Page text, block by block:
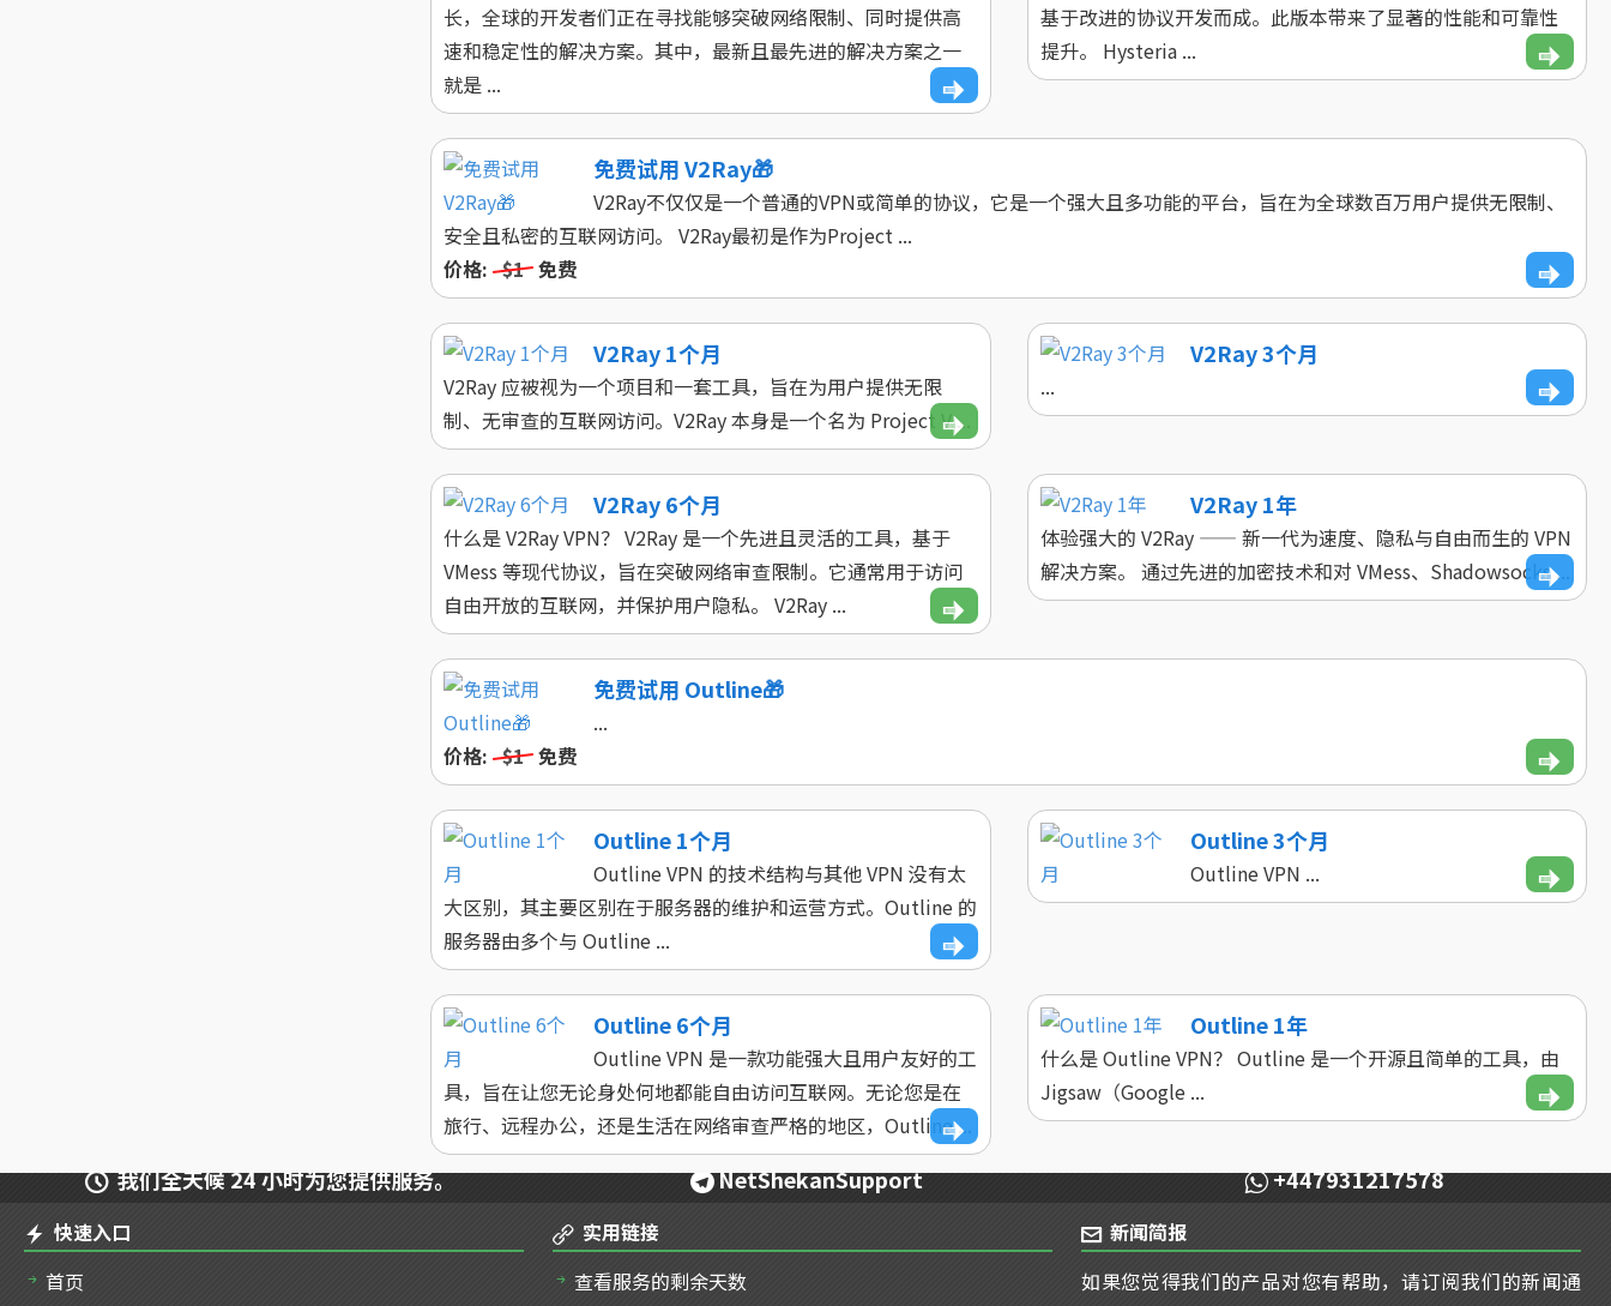
长，全球的开发者们正在寻找能够突破网络限制、同时提供高
速和稳定性的解决方案。其中，最新且最先进的解决方案之一
就是 ...
基于改进的协议开发而成。此版本带来了显著的性能和可靠性
提升。 Hysteria ...
免费试用 V2Ray🎁
V2Ray不仅仅是一个普通的VPN或简单的协议，它是一个强大且多功能的平台，旨在为全球数百万用户提供无限制、
安全且私密的互联网访问。 V2Ray最初是作为Project ...
价格: $1 免费
V2Ray 1个月
V2Ray 应被视为一个项目和一套工具，旨在为用户提供无限
制、无审查的互联网访问。V2Ray 本身是一个名为 Project V ...
V2Ray 3个月
...
V2Ray 6个月
什么是 V2Ray VPN？ V2Ray 是一个先进且灵活的工具，基于
VMess 等现代协议，旨在突破网络审查限制。它通常用于访问
自由开放的互联网，并保护用户隐私。 V2Ray ...
V2Ray 1年
体验强大的 V2Ray —— 新一代为速度、隐私与自由而生的 VPN
解决方案。 通过先进的加密技术和对 VMess、Shadowsocks ...
免费试用 Outline🎁
...
价格: $1 免费
Outline 1个月
Outline VPN 的技术结构与其他 VPN 没有太
大区别，其主要区别在于服务器的维护和运营方式。Outline 的
服务器由多个与 Outline ...
Outline 3个月
Outline VPN ...
Outline 6个月
Outline VPN 是一款功能强大且用户友好的工
具，旨在让您无论身处何地都能自由访问互联网。无论您是在
旅行、远程办公，还是生活在网络审查严格的地区，Outline ...
Outline 1年
什么是 Outline VPN？ Outline 是一个开源且简单的工具，由
Jigsaw（Google ...
我们全天候 24 小时为您提供服务。 NetShekanSupport +447931217578
快速入口
首页
实用链接
查看服务的剩余天数
新闻简报
如果您觉得我们的产品对您有帮助，请订阅我们的新闻通